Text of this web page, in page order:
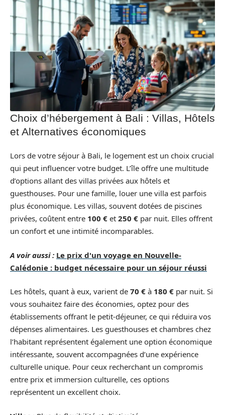
Choix d’hébergement à Bali : Villas, Hôtels
et Alternatives économiques
Lors de votre séjour à Bali, le logement est un choix crucial
qui peut influencer votre budget. L’île offre une multitude
d’options allant des villas privées aux hôtels et
guesthouses. Pour une famille, louer une villa est parfois
plus économique. Les villas, souvent dotées de piscines
privées, coûtent entre 100 € et 250 € par nuit. Elles offrent
un confort et une intimité incomparables.
A voir aussi : Le prix d'un voyage en Nouvelle-
Calédonie : budget nécessaire pour un séjour réussi
Les hôtels, quant à eux, varient de 70 € à 180 € par nuit. Si
vous souhaitez faire des économies, optez pour des
établissements offrant le petit-déjeuner, ce qui réduira vos
dépenses alimentaires. Les guesthouses et chambres chez
l’habitant représentent également une option économique
intéressante, souvent accompagnées d’une expérience
culturelle unique. Pour ceux recherchant un compromis
entre prix et immersion culturelle, ces options
représentent un excellent choix.